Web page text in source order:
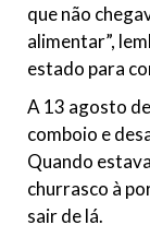
que não
alimentar”,
estado para
A 13 agosto
comboio e
Quando
churrasco à
sair de lá.